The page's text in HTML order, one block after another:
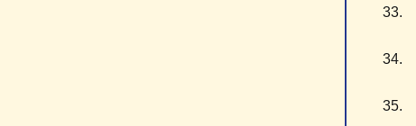
33.
34.
35.